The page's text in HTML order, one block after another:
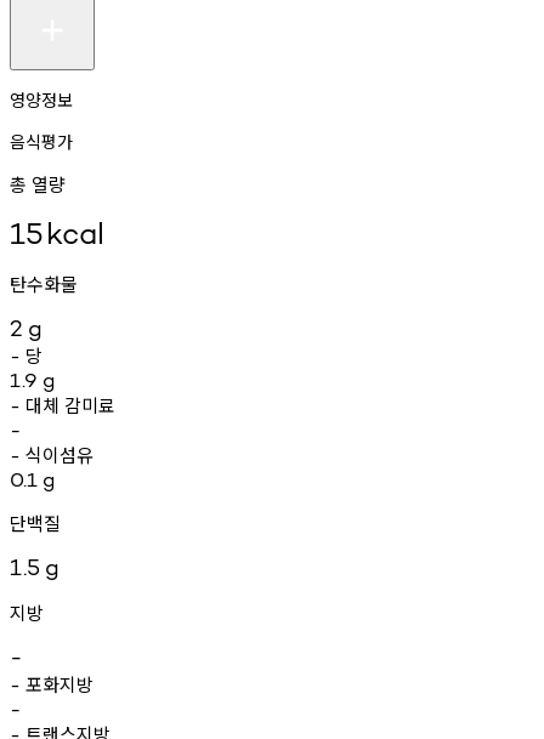
영양정보
음식평가
총 열량
15kcal
탄수화물
2 g
- 당
1.9 g
- 대체 감미료
-
- 식이섬유
0.1 g
단백질
1.5 g
지방
-
- 포화지방
-
트랜스지방